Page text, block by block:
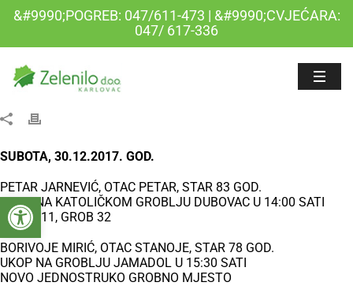
Open toolbar
&#9990;POGREB: 047/611-473 | &#9990;CVJEĆARA:
047/ 617-336
SUBOTA, 30.12.2017. GOD.
PETAR JARNEVIĆ, OTAC PETAR, STAR 83 GOD.
UKOP NA KATOLIČKOM GROBLJU DUBOVAC U 14:00 SATI
POLJE 11, GROB 32
BORIVOJE MIRIĆ, OTAC STANOJE, STAR 78 GOD.
UKOP NA GROBLJU JAMADOL U 15:30 SATI
NOVO JEDNOSTRUKO GROBNO MJESTO